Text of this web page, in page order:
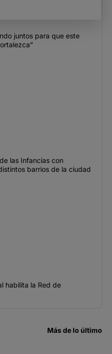
juntos para que este
las Infancias con
barrios de la ciudad
habilita la Red de
Más de lo último